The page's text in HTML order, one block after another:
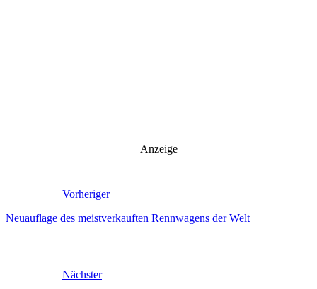
Anzeige
Vorheriger
Neuauflage des meistverkauften Rennwagens der Welt
Nächster